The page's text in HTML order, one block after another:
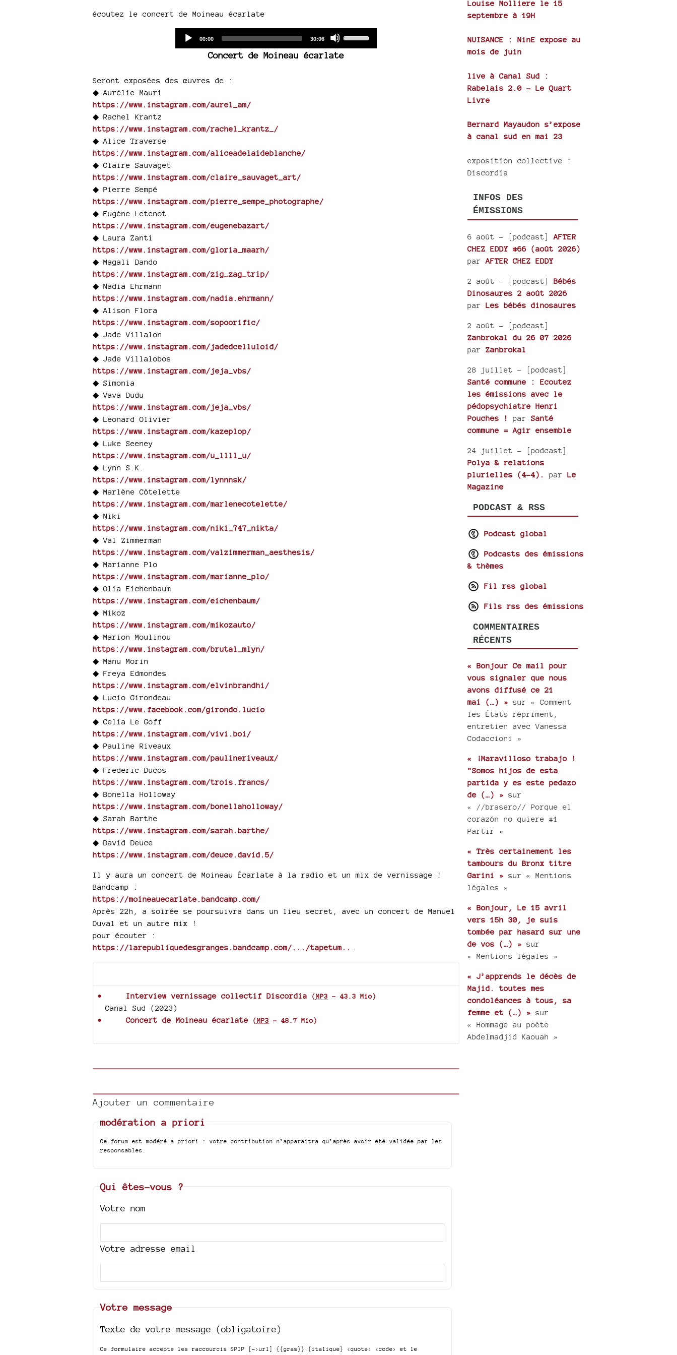
écoutez le concert de Moineau écarlate
Current
00:00
Total
30:06
Arrow
Concert de Moineau écarlate
Seront exposées des œuvres de :
◆ Aurélie Mauri
https://www.instagram.com/aurel_am/
◆ Rachel Krantz
https://www.instagram.com/rachel_krantz_/
◆ Alice Traverse
https://www.instagram.com/aliceadelaideblanche/
◆ Claire Sauvaget
https://www.instagram.com/claire_sauvaget_art/
◆ Pierre Sempé
https://www.instagram.com/pierre_sempe_photographe/
◆ Eugène Letenot
https://www.instagram.com/eugenebazart/
◆ Laura Zanti
https://www.instagram.com/gloria_maarh/
◆ Magali Dando
https://www.instagram.com/zig_zag_trip/
◆ Nadia Ehrmann
https://www.instagram.com/nadia.ehrmann/
◆ Alison Flora
https://www.instagram.com/sopoorific/
◆ Jade Villalon
https://www.instagram.com/jadedcelluloid/
◆ Jade Villalobos
https://www.instagram.com/jeja_vbs/
◆ Simonia
◆ Vava Dudu
https://www.instagram.com/jeja_vbs/
◆ Leonard Olivier
https://www.instagram.com/kazeplop/
◆ Luke Seeney
https://www.instagram.com/u_llll_u/
◆ Lynn S.K.
https://www.instagram.com/lynnnsk/
◆ Marlène Côtelette
https://www.instagram.com/marlenecotelette/
◆ Niki
https://www.instagram.com/niki_747_nikta/
◆ Val Zimmerman
https://www.instagram.com/valzimmerman_aesthesis/
◆ Marianne Plo
https://www.instagram.com/marianne_plo/
◆ Olia Eichenbaum
https://www.instagram.com/eichenbaum/
◆ Mikoz
https://www.instagram.com/mikozauto/
◆ Marion Moulinou
https://www.instagram.com/brutal_mlyn/
◆ Manu Morin
◆ Freya Edmondes
https://www.instagram.com/elvinbrandhi/
◆ Lucio Girondeau
https://www.facebook.com/girondo.lucio
◆ Celia Le Goff
https://www.instagram.com/vivi.boi/
◆ Pauline Riveaux
https://www.instagram.com/paulineriveaux/
◆ Frederic Ducos
https://www.instagram.com/trois.francs/
◆ Bonella Holloway
https://www.instagram.com/bonellaholloway/
◆ Sarah Barthe
https://www.instagram.com/sarah.barthe/
◆ David Deuce
https://www.instagram.com/deuce.david.5/
Il y aura un concert de Moineau Écarlate à la radio et un mix de vernissage !
Bandcamp :
https://moineauecarlate.bandcamp.com/
Après 22h, a soirée se poursuivra dans un lieu secret, avec un concert de Manuel
Duval et un autre mix !
pour écouter :
https://larepubliquedesgranges.bandcamp.com/.../tapetum..
Interview vernissage collectif Discordia (MP3 - 43.3 Mio)
Canal Sud (2023)
Concert de Moineau écarlate
(MP3 - 48.7 Mio)
Ajouter un commentaire
modération a priori
Ce forum est modéré a priori : votre contribution n’apparaîtra qu’après avoir été validée par les
responsables.
Qui êtes-vous ?
Votre nom
Votre adresse email
Votre message
Texte de votre message (obligatoire)
Ce formulaire accepte les raccourcis SPIP [->url] {{gras}} {italique} <quote> <code>
et le
Louise Molliere le 15
septembre à 19H
NUISANCE : NinE expose au
mois de juin
live à Canal Sud :
Rabelais 2.0 - Le Quart
Livre
Bernard Mayaudon s’expose
à canal sud en mai 23
exposition collective :
Discordia
INFOS DES
ÉMISSIONS
6 août- [podcast]AFTER
CHEZ EDDY #66 (août 2026)
parAFTER CHEZ EDDY
2 août- [podcast]Bébés
Dinosaures 2 août 2026
parLes bébés dinosaures
2 août- [podcast]
Zanbrokal du 26 07 2026
parZanbrokal
28 juillet- [podcast]
Santé commune : Ecoutez
les émissions avec le
pédopsychiatre Henri
Pouches !
parSanté
commune = Agir ensemble
24 juillet- [podcast]
Polya & relations
plurielles (4-4).
parLe
Magazine
PODCAST & RSS
Podcast global
Podcasts des émissions
& thèmes
Fil rss global
Fils rss des émissions
COMMENTAIRES
RÉCENTS
« Bonjour Ce mail pour
vous signaler que nous
avons diffusé ce 21
mai (…) » sur « Comment
les États répriment,
entretien avec Vanessa
Codaccioni »
« ¡Maravilloso trabajo !
"Somos hijos de esta
partida y es este pedazo
de (…) » sur
« //brasero// Porque el
corazón no quiere #1
Partir »
« Très certainement les
tambours du Bronx titre
Garini » sur « Mentions
légales »
« Bonjour, Le 15 avril
vers 15h 30, je suis
tombée par hasard sur une
de vos (…) » sur
« Mentions légales »
« J’apprends le décès de
Majid. toutes mes
condoléances à tous, sa
femme et (…) » sur
« Hommage au poète
Abdelmadjid Kaouah »